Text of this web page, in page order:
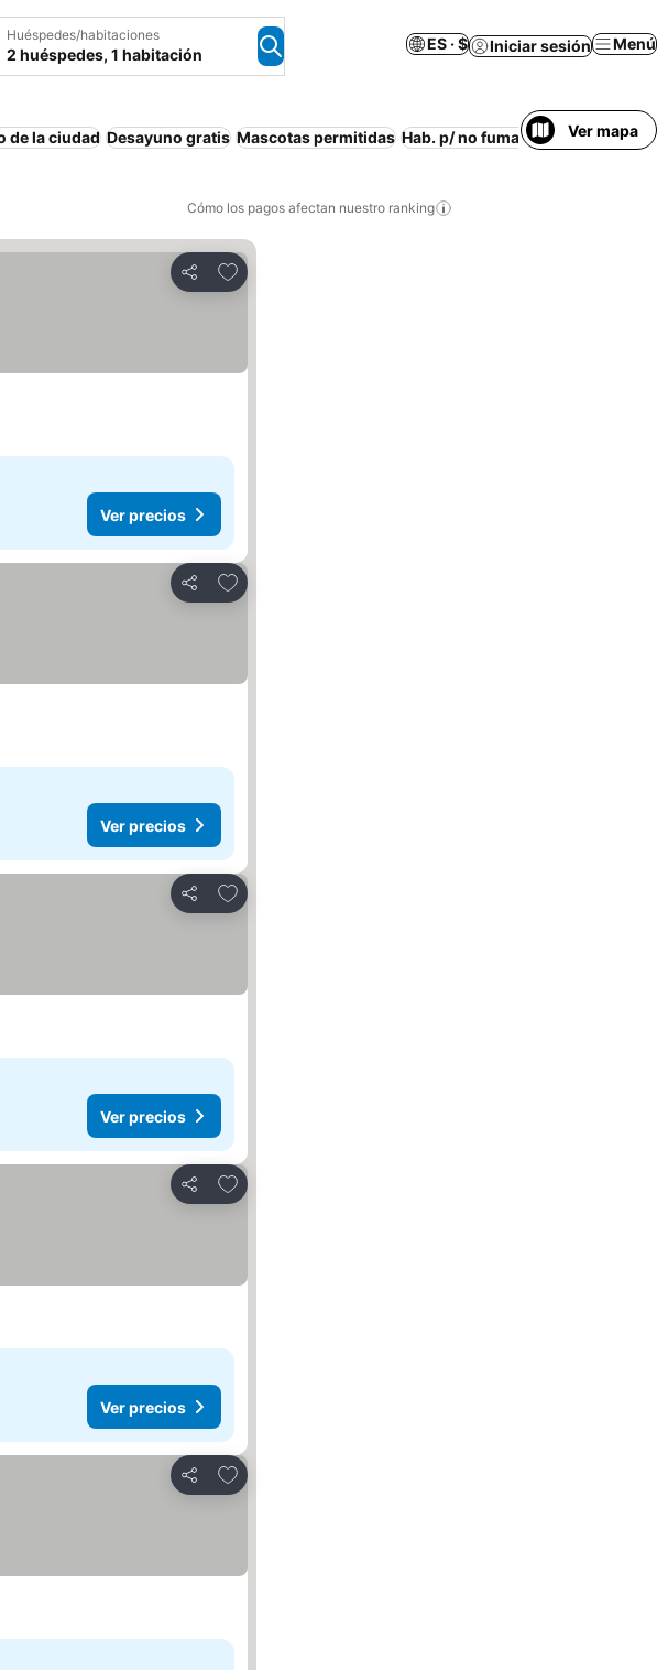
Huéspedes/habitaciones
2 huéspedes, 1 habitación
ES · $ Iniciar sesión Menú
de la ciudad Desayuno gratis Mascotas permitidas Hab. p/ no fumadores Ver mapa
Cómo los pagos afectan nuestro ranking
Compartir
Agregar a favoritos
Ver precios
Compartir
Agregar a favoritos
Ver precios
Compartir
Agregar a favoritos
Ver precios
Compartir
Agregar a favoritos
Ver precios
Compartir
Agregar a favoritos